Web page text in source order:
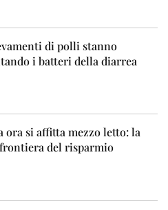
di polli stanno
i batteri della diarrea
ora si affitta mezzo letto: la
del risparmio